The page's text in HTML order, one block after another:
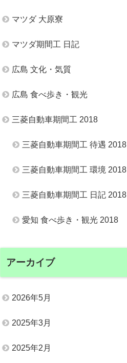
マツダ 大原寮
マツダ期間工 日記
広島 文化・気質
広島 食べ歩き・観光
三菱自動車期間工 2018
三菱自動車期間工 待遇 2018
三菱自動車期間工 環境 2018
三菱自動車期間工 日記 2018
愛知 食べ歩き・観光 2018
アーカイブ
2026年5月
2025年3月
2025年2月